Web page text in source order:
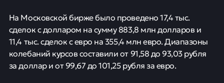
На Московской бирже было проведено 17,4 тыс.
сделок с долларом на сумму 883,8 млн долларов и
11,4 тыс. сделок с евро на 355,4 млн евро. Диапазоны
колебаний курсов составили от 91,58 до 93,03 рубля
за доллар и от 99,67 до 101,25 рубля за евро.